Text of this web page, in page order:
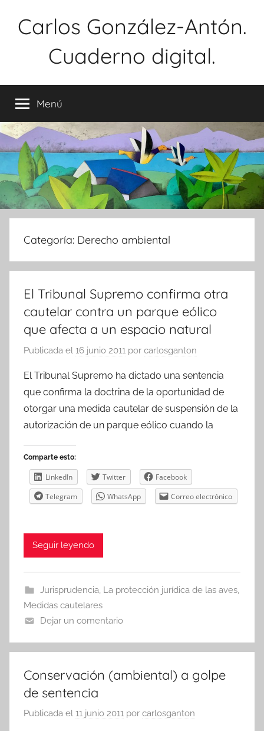
Carlos González-Antón.
Cuaderno digital.
Menú
Categoría: Derecho ambiental
El Tribunal Supremo confirma otra
cautelar contra un parque eólico
que afecta a un espacio natural
Publicada el 16 junio 2011 por carlosganton
El Tribunal Supremo ha dictado una sentencia
que confirma la doctrina de la oportunidad de
otorgar una medida cautelar de suspensión de la
autorización de un parque eólico cuando la
Comparte esto:
LinkedIn Twitter
Facebook
Telegram
WhatsApp Correo electrónico
Seguir leyendo
Jurisprudencia La protección jurídica de las aves,
Medidas cautelares
Dejar un comentario
Conservación (ambiental) a golpe
de sentencia
Publicada el 11 junio 2011 por carlosganton